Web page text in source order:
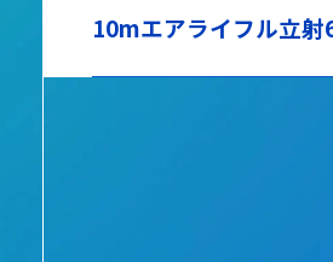
10mエアライフル立射